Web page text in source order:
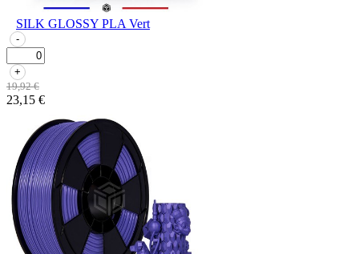
SILK GLOSSY PLA Vert
-
+
19,92 €
23,15 €